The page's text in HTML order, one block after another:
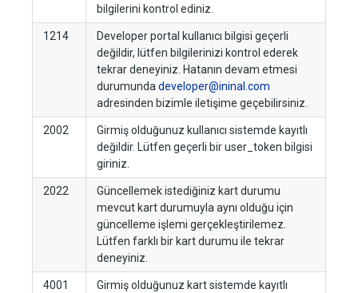
bilgilerini kontrol ediniz.
1214
Developer portal kullanıcı bilgisi geçerli
değildir, lütfen bilgilerinizi kontrol ederek
tekrar deneyiniz. Hatanın devam etmesi
durumundadeveloper@ininal.com
adresinden bizimle iletişime geçebilirsiniz.
2002
Girmiş olduğunuz kullanıcı sistemde kayıtlı
değildir. Lütfen geçerli bir user_token bilgisi
giriniz.
2022
Güncellemek istediğiniz kart durumu
mevcut kart durumuyla aynı olduğu için
güncelleme işlemi gerçekleştirilemez.
Lütfen farklı bir kart durumu ile tekrar
deneyiniz.
4001
Girmiş olduğunuz kart sistemde kayıtlı